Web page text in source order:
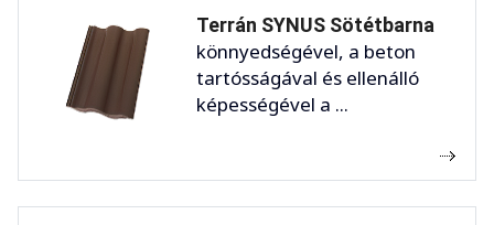
Terrán SYNUS Sötétbarna
könnyedségével, a beton
tartósságával és ellenálló
képességével a ...